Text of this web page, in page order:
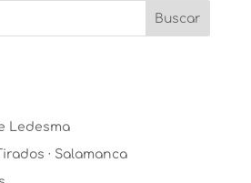
Ledesma
· Salamanca